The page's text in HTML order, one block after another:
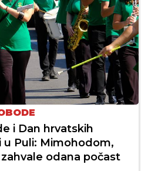
i Dan hrvatskih
u Puli: Mimohodom,
odana počast